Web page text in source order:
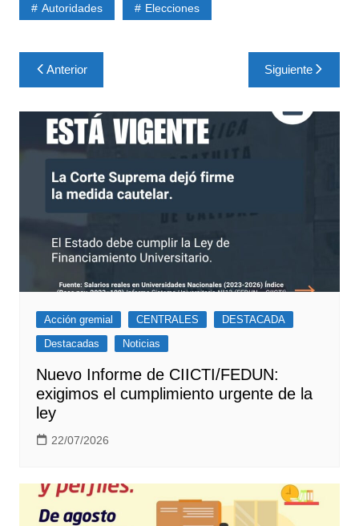
Autoridades Elecciones
Navegación
de
entradas
Anterior Siguiente
Acción gremial CENTRALES
DESTACADA
Destacadas
Noticias
Nuevo Informe de CIICTI/FEDUN:
exigimos el cumplimiento urgente de la
ley
22/07/2026